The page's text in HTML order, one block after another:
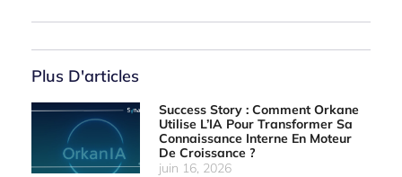
Plus D'articles
Success Story : Comment Orkane
Utilise L’IA Pour Transformer Sa
Connaissance Interne En Moteur
De Croissance ?
juin 16, 2026